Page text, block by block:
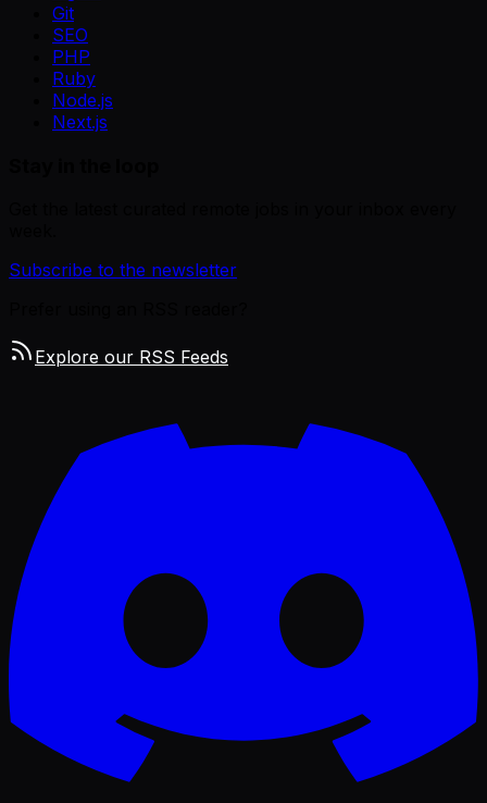
Git
SEO
PHP
Ruby
Node.js
Next.js
Subscribe to the newsletter
Explore our RSS Feeds